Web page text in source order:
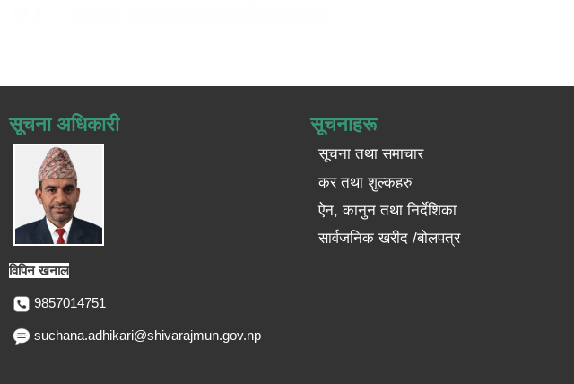
सूचना अधिकारी
विपिन खनाल
9857014751
suchana.adhikari@shivarajmun.gov.np
सूचनाहरू
सूचना तथा समाचार
कर तथा शुल्कहरु
ऐन, कानुन तथा निर्देशिका
सार्वजनिक खरीद /बोलपत्र